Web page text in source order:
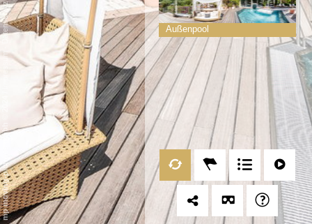
Außenpool
mp moving-pictures gmbh © 2024
Impressum
Datenschutz